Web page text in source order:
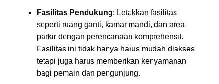
Fasilitas Pendukung: Letakkan fasilitas
seperti ruang ganti, kamar mandi, dan area
parkir dengan perencanaan komprehensif.
Fasilitas ini tidak hanya harus mudah diakses
tetapi juga harus memberikan kenyamanan
bagi pemain dan pengunjung.